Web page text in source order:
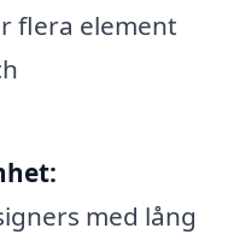
flera element
med lång